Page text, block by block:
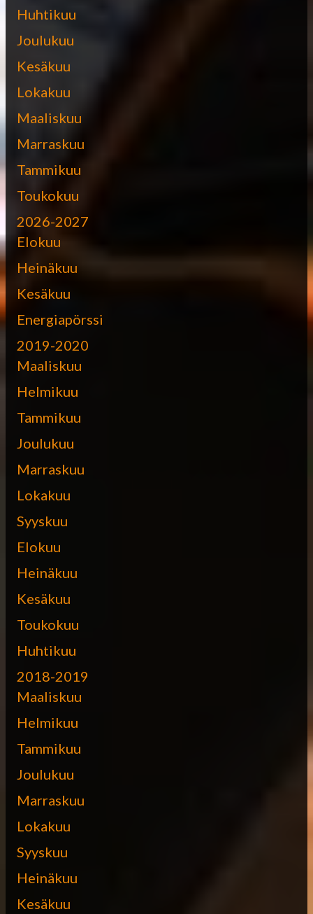
Huhtikuu
Joulukuu
Kesäkuu
Lokakuu
Maaliskuu
Marraskuu
Tammikuu
Toukokuu
2026-2027
Elokuu
Heinäkuu
Kesäkuu
Energiapörssi
2019-2020
Maaliskuu
Helmikuu
Tammikuu
Joulukuu
Marraskuu
Lokakuu
Syyskuu
Elokuu
Heinäkuu
Kesäkuu
Toukokuu
Huhtikuu
2018-2019
Maaliskuu
Helmikuu
Tammikuu
Joulukuu
Marraskuu
Lokakuu
Syyskuu
Heinäkuu
Kesäkuu